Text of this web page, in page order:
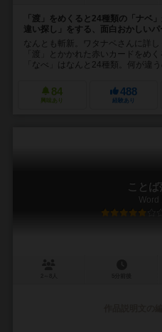
「渡」をめくると24種類の「ナベ
違い探し」をする、面白おかしい
なんとも斬新。ワタナベさんに詳し
「渡」とかかれた赤いカードをめ
「なべ」はなんと24種類。何が違う
84
興味あり
488
経験あり
ことば
Word